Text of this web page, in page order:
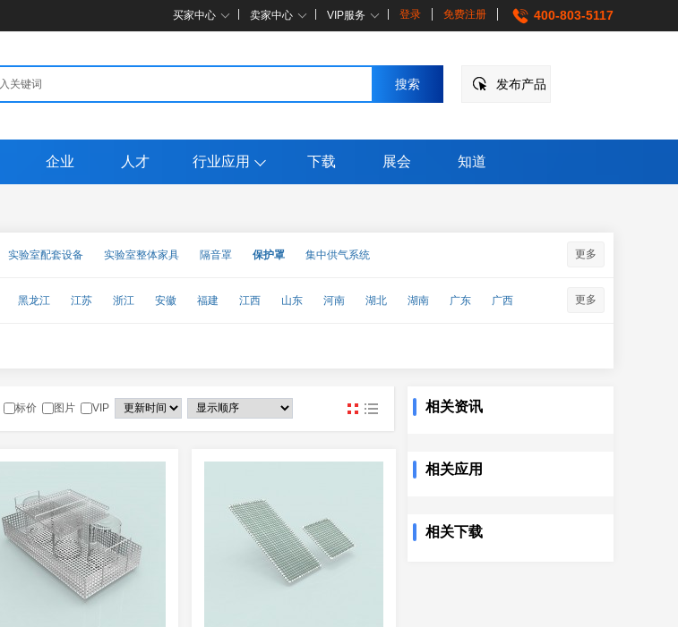
买家中心 卖家中心 VIP服务 登录 免费注册 400-803-5117
发布产品
企业 人才 行业应用 下载 展会 知道
实验室配套设备 实验室整体家具 隔音罩 保护罩 集中供气系统 更多
黑龙江 江苏 浙江 安徽 福建 江西 山东 河南 湖北 湖南 广东 广西 更多
标价 图片 VIP 相关资讯
相关应用
相关下载
企点客服
企点营销